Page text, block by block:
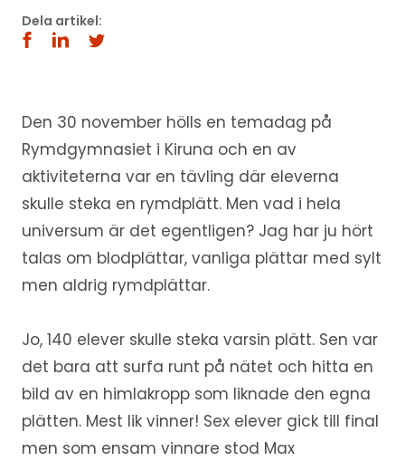
Dela artikel:
Den 30 november hölls en temadag på
Rymdgymnasiet i Kiruna och en av
aktiviteterna var en tävling där eleverna
skulle steka en rymdplätt. Men vad i hela
universum är det egentligen? Jag har ju hört
talas om blodplättar, vanliga plättar med sylt
men aldrig rymdplättar.
Jo, 140 elever skulle steka varsin plätt. Sen var
det bara att surfa runt på nätet och hitta en
bild av en himlakropp som liknade den egna
plätten. Mest lik vinner! Sex elever gick till final
men som ensam vinnare stod Max